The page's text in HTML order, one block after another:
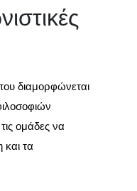
διαμορφώνεται
ομάδες να
τα